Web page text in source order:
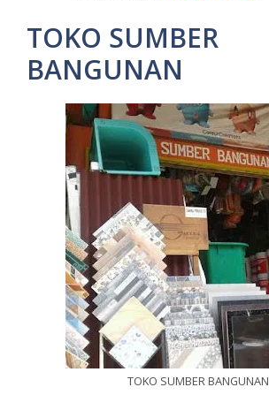
TOKO SUMBER
BANGUNAN
TOKO SUMBER BANGUNAN